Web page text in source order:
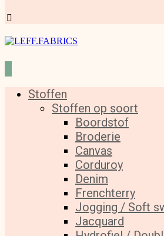
Stoffen
Stoffen op soort
Boordstof
Broderie
Canvas
Corduroy
Denim
Frenchterry
Jogging / Soft
Jacquard